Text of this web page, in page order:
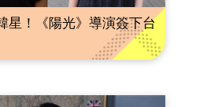
星！《陽光》導演簽下台